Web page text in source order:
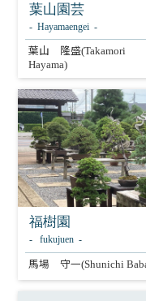
葉山園芸
Hayamaengei
葉山 隆盛(Takamori
Hayama)
福樹園
fukujuen
馬場 守一(Shunichi